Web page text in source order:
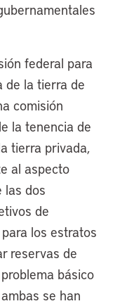
federal para
de la tierra de
comisión
la tenencia de
tierra privada,
al aspecto
las dos
de
los estratos
reservas de
básico
se han